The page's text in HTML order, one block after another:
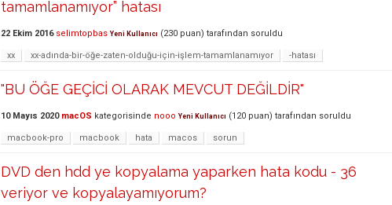
tamamlanamıyor” hatası
22 Ekim 2016 selimtopbas Yeni Kullanıcı (230 puan) tarafından soruldu
xx xx-adında-bir-öğe-zaten-olduğu-için-işlem-tamamlanamıyor -hatası
"BU ÖĞE GEÇİCİ OLARAK MEVCUT DEĞİLDİR"
10 Mayıs 2020 macOS kategorisinde nooo Yeni Kullanıcı (120 puan) tarafından soruldu
macbook-pro macbook hata macos sorun
DVD den hdd ye kopyalama yaparken hata kodu - 36
veriyor ve kopyalayamıyorum?